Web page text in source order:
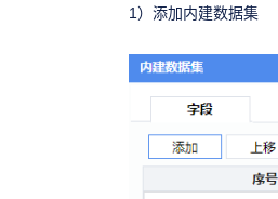
1）添加内建数据集